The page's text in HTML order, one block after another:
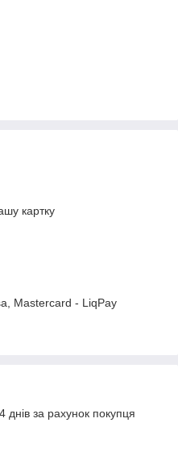
картку
Mastercard - LiqPay
за рахунок покупця